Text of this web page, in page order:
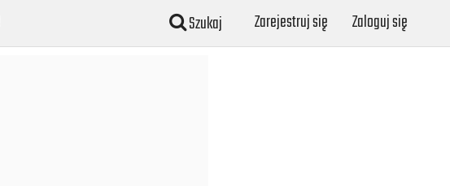
Szukaj Zarejestruj się Zaloguj się